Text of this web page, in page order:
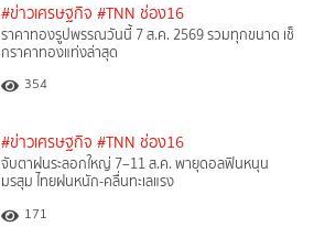
#ข่าวเศรษฐกิจ #TNN ช่อง16
ราคาทองรูปพรรณวันนี้ 7 ส.ค. 2569 รวมทุกขนาด เช็
กราคาทองแท่งล่าสุด
354
#ข่าวเศรษฐกิจ #TNN ช่อง16
จับตาฝนระลอกใหญ่ 7–11 ส.ค. พายุดอลฟินหนุน
มรสุม ไทยฝนหนัก-คลื่นทะเลแรง
171